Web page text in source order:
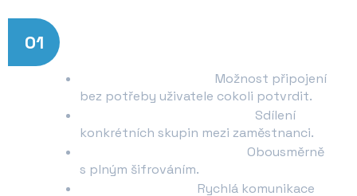
01
Možnost připojení
bez potřeby uživatele cokoli potvrdit.
Sdílení
konkrétních skupin mezi zaměstnanci.
Obousměrně
s plným šifrováním.
Rychlá komunikace